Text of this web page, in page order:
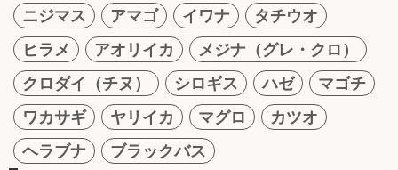
ニジマス
アマゴ イワナ
タチウオ
ヒラメ
アオリイカ
メジナ（グレ・クロ）
クロダイ（チヌ）
シロギス ハゼ
マゴチ
ワカサギ
ヤリイカ マグロ
カツオ
ヘラブナ
ブラックバス